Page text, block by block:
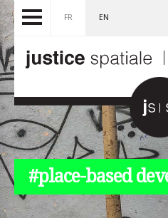
FR EN
#place-based